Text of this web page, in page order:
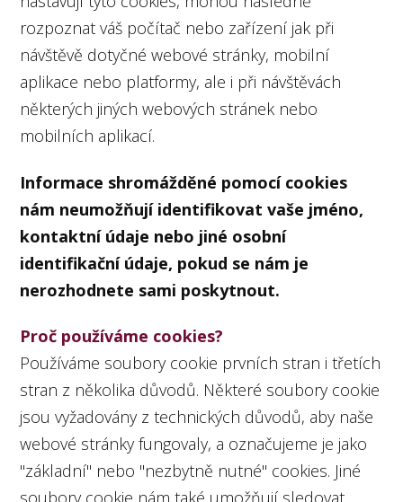
rozpoznat váš počítač nebo zařízení jak při
návštěvě dotyčné webové stránky, mobilní
aplikace nebo platformy, ale i při návštěvách
některých jiných webových stránek nebo
mobilních aplikací.
Informace shromážděné pomocí cookies
nám neumožňují identifikovat vaše jméno,
kontaktní údaje nebo jiné osobní
identifikační údaje, pokud se nám je
nerozhodnete sami poskytnout.
Proč používáme cookies?
Používáme soubory cookie prvních stran i třetích
stran z několika důvodů. Některé soubory cookie
jsou vyžadovány z technických důvodů, aby naše
webové stránky fungovaly, a označujeme je jako
"základní" nebo "nezbytně nutné" cookies. Jiné
soubory cookie nám také umožňují sledovat